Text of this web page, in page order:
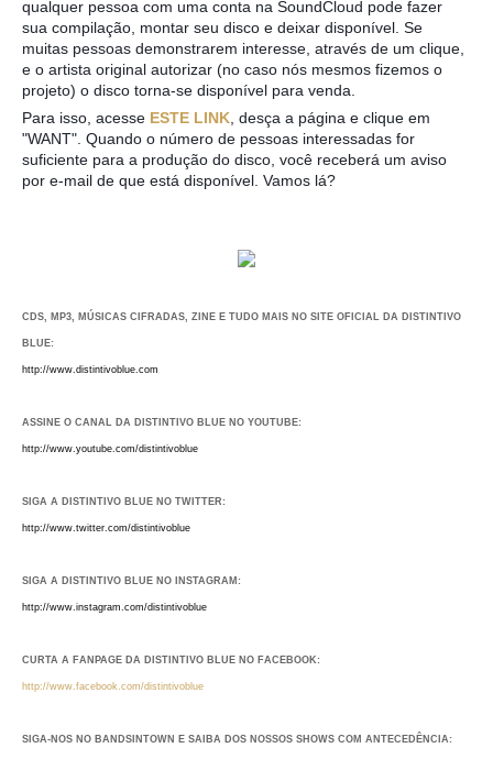
qualquer pessoa com uma conta na SoundCloud pode fazer
sua compilação, montar seu disco e deixar disponível. Se
muitas pessoas demonstrarem interesse, através de um clique,
e o artista original autorizar (no caso nós mesmos fizemos o
projeto) o disco torna-se disponível para venda.
Para isso, acesse ESTE LINK, desça a página e clique em
"WANT". Quando o número de pessoas interessadas for
suficiente para a produção do disco, você receberá um aviso
por e-mail de que está disponível. Vamos lá?
CDS, MP3, MÚSICAS CIFRADAS, ZINE E TUDO MAIS NO SITE OFICIAL DA DISTINTIVO
BLUE:
http://www.distintivoblue.com
ASSINE O CANAL DA DISTINTIVO BLUE NO YOUTUBE:
http://www.youtube.com/distintivoblue
SIGA A DISTINTIVO BLUE NO TWITTER:
http://www.twitter.com/distintivoblue
SIGA A DISTINTIVO BLUE NO INSTAGRAM:
http://www.instagram.com/distintivoblue
CURTA A FANPAGE DA DISTINTIVO BLUE NO FACEBOOK:
http://www.facebook.com/distintivoblue
SIGA-NOS NO BANDSINTOWN E SAIBA DOS NOSSOS SHOWS COM ANTECEDÊNCIA: